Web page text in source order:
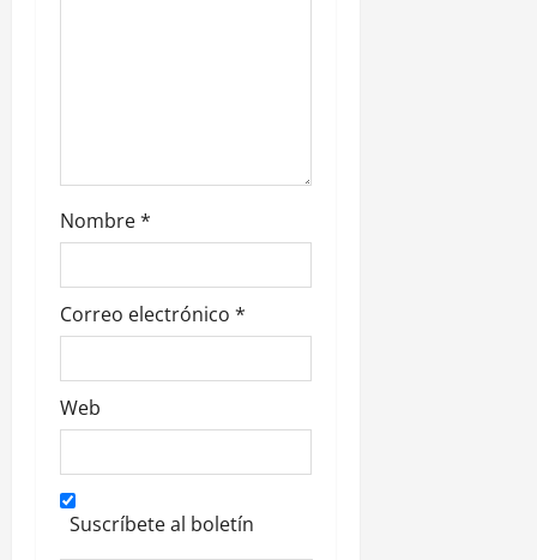
a
s
Nombre*
Correo electrónico *
Web
Suscríbete al boletín